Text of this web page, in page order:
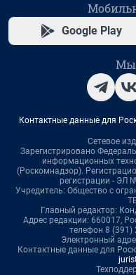
Google Play
Мы
Контактные данные для
Сетевое
Зарегистрировано
информационных
(Роскомнадзор).
регистрации - ЭЛ
Учредитель: Общество с
Главный редактор:
Адрес редакции: 660017,
телефон 8 (391)
Электронный
Контактные данные для